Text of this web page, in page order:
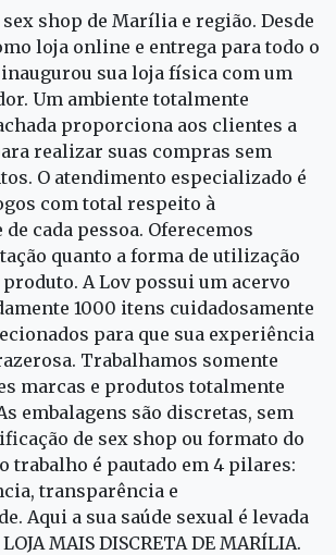
shop de Marília e região. Desde
loja online e entrega para todo o
inaugurou sua loja física com um
Um ambiente totalmente
proporciona aos clientes a
realizar suas compras sem
O atendimento especializado é
com total respeito à
cada pessoa. Oferecemos
quanto a forma de utilização
A Lov possui um acervo
1000 itens cuidadosamente
para que sua experiência
Trabalhamos somente
marcas e produtos totalmente
embalagens são discretas, sem
de sex shop ou formato do
trabalho é pautado em 4 pilares:
transparência e
Aqui a sua saúde sexual é levada
MAIS DISCRETA DE MARÍLIA.